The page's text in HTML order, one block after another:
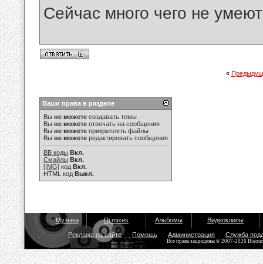
Сейчас много чего не
«
Ваши права в разделе
Вы не можете создавать темы
Вы не можете отвечать на сообщения
Вы не можете прикреплять файлы
Вы не можете редактировать сообщения
BB коды Вкл.
Смайлы Вкл.
[IMG] код Вкл.
HTML код Выкл.
Музыка Dj mixes Альбомы Видеоклипы
Реклама на сайте Помощь Администрация Служба
Все права защищены © 2007-2026